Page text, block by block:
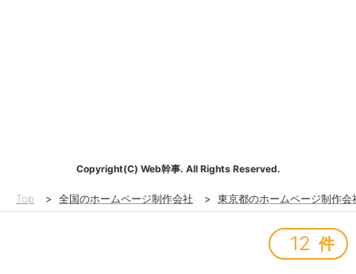
Copyright(C) Web幹事. All Rights Reserved.
Top > 全国のホームページ制作会社 > 東京都のホームページ制作会
12 件